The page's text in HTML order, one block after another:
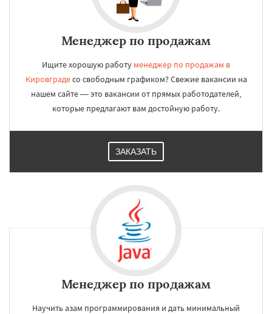
Менеджер по продажам
Ищите хорошую работу менеджер по продажам в
Кировградесо свободным графиком? Свежие вакансии на
нашем сайте — это вакансии от прямых работодателей,
которые предлагают вам достойную работу.
ЗАКАЗАТЬ
Менеджер по продажам
Научить азам программирования и дать минимальный